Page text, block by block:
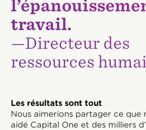
travail.
—Directeur des
ressources
Les résultats sont tout
Nous aimerions partager ce que
aidé Capital One et des milliers